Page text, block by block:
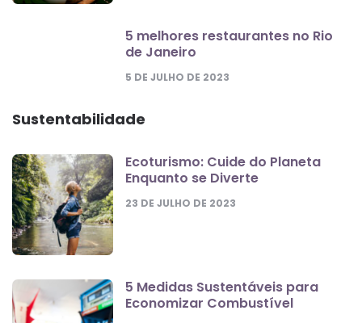
5 melhores restaurantes no Rio
de Janeiro
5 DE JULHO DE 2023
Sustentabilidade
Ecoturismo: Cuide do Planeta
Enquanto se Diverte
23 DE JULHO DE 2023
5 Medidas Sustentáveis para
Economizar Combustível